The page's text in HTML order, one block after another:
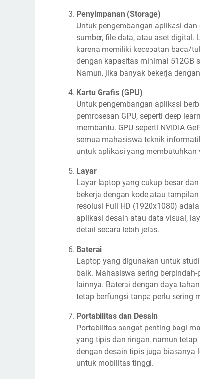
Penyimpanan (Storage)
Untuk pengembangan aplikasi
sumber, file data, atau aset digital.
karena memiliki kecepatan baca/
dengan kapasitas minimal 512GB
Namun, jika banyak bekerja
Kartu Grafis (GPU)
Untuk pengembangan aplikasi
pemrosesan GPU, seperti deep
membantu. GPU seperti NVIDIA
semua mahasiswa teknik
untuk aplikasi yang
Layar
Layar laptop yang cukup besar
bekerja dengan kode atau
resolusi Full HD (1920x1080)
aplikasi desain atau data visual,
detail secara lebih jelas.
Baterai
Laptop yang digunakan untuk
baik. Mahasiswa sering
lainnya. Baterai dengan daya
tetap berfungsi tanpa perlu sering
Portabilitas dan Desain
Portabilitas sangat penting bagi
yang tipis dan ringan, namun
dengan desain tipis juga biasanya
untuk mobilitas tinggi.